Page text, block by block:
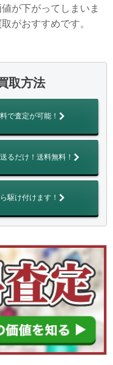
が下がってしまいま
がおすすめです。
取方法
で査定が可能！
るだけ！送料無料！
駆け付けます！